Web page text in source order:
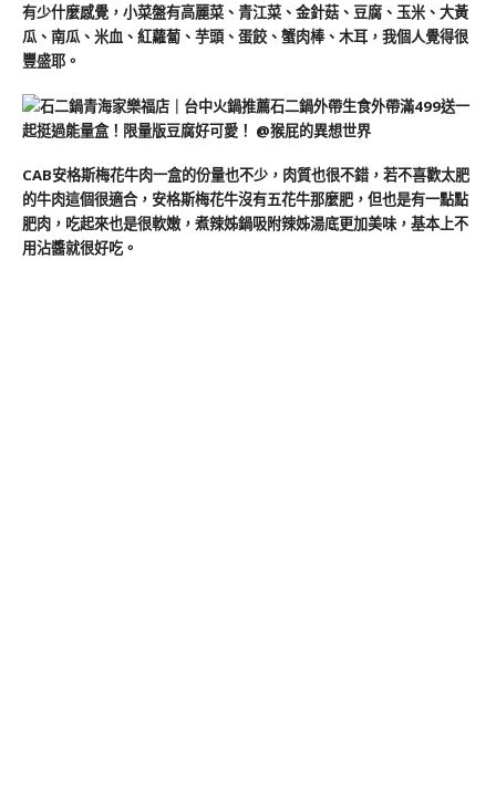
有少什麼感覺，小菜盤有高麗菜、青江菜、金針菇、豆腐、玉米、大黃
瓜、南瓜、米血、紅蘿蔔、芋頭、蛋餃、蟹肉棒、木耳，我個人覺得很
豐盛耶。
CAB安格斯梅花牛肉一盒的份量也不少，肉質也很不錯，若不喜歡太肥
的牛肉這個很適合，安格斯梅花牛沒有五花牛那麼肥，但也是有一點點
肥肉，吃起來也是很軟嫩，煮辣姊鍋吸附辣姊湯底更加美味，基本上不
用沾醬就很好吃。